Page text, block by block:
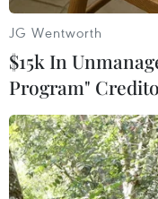
JG Wentworth
$15k In
Program"